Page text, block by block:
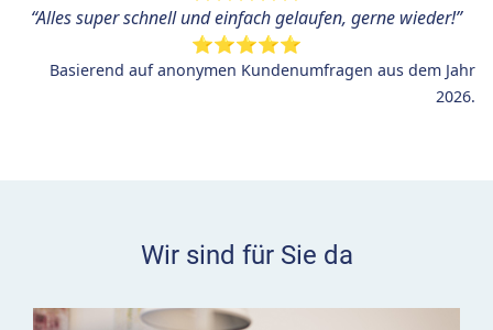
“Alles super schnell und einfach gelaufen, gerne wieder!”
⭐⭐⭐⭐⭐
Basierend auf anonymen Kundenumfragen aus dem Jahr
2026.
Wir sind für Sie da